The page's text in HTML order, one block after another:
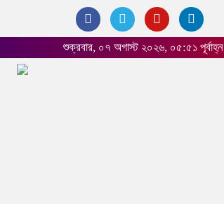
শুক্রবার, ০৭ অগাস্ট ২০২৬, ০৫:৫১ পূর্বাহ্ন